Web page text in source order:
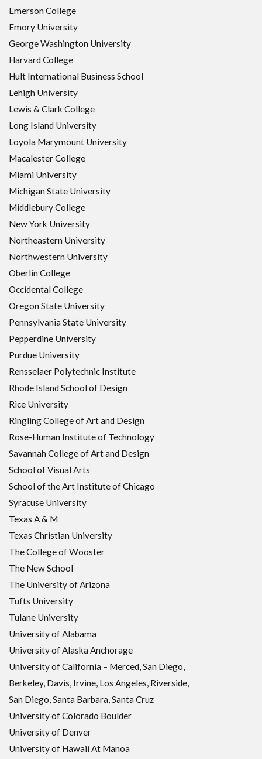
Emerson College
Emory University
George Washington University
Harvard College
Hult International Business School
Lehigh University
Lewis & Clark College
Long Island University
Loyola Marymount University
Macalester College
Miami University
Michigan State University
Middlebury College
New York University
Northeastern University
Northwestern University
Oberlin College
Occidental College
Oregon State University
Pennsylvania State University
Pepperdine University
Purdue University
Rensselaer Polytechnic Institute
Rhode Island School of Design
Rice University
Ringling College of Art and Design
Rose-Human Institute of Technology
Savannah College of Art and Design
School of Visual Arts
School of the Art Institute of Chicago
Syracuse University
Texas A & M
Texas Christian University
The College of Wooster
The New School
The University of Arizona
Tufts University
Tulane University
University of Alabama
University of Alaska Anchorage
University of California – Merced, San Diego,
Berkeley, Davis, Irvine, Los Angeles, Riverside,
San Diego, Santa Barbara, Santa Cruz
University of Colorado Boulder
University of Denver
University of Hawaii At Manoa